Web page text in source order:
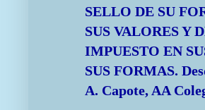
SELLO DE SU
SUS VALORES Y
IMPUESTO EN
SUS FORMAS.
A. Capote, AA